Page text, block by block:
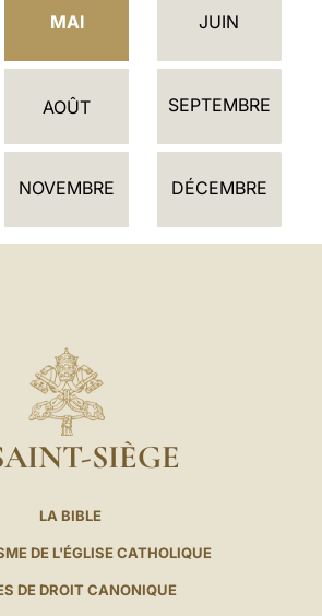
MAI JUIN
AOÛT SEPTEMBRE
NOVEMBRE DÉCEMBRE
SIÈGE
LA BIBLE
DE L'ÉGLISE CATHOLIQUE
DE DROIT CANONIQUE